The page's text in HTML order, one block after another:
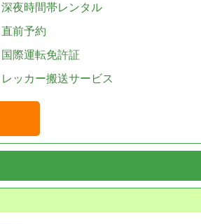
深夜時間帯レンタル
直前予約
国際運転免許証
レッカー搬送サービス